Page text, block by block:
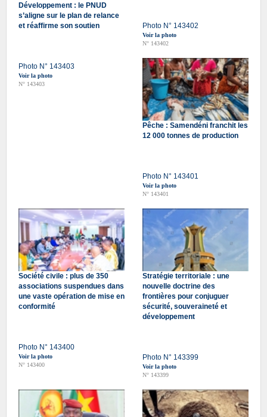
Développement : le PNUD
s’aligne sur le plan de relance
et réaffirme son soutien
Photo N° 143403
Voir la photo
N° 143403
Photo N° 143402
Voir la photo
N° 143402
Pêche : Samendéni franchit les
12 000 tonnes de production
Photo N° 143401
Voir la photo
N° 143401
Société civile : plus de 350
associations suspendues dans
une vaste opération de mise en
conformité
Photo N° 143400
Voir la photo
N° 143400
Stratégie territoriale : une
nouvelle doctrine des
frontières pour conjuguer
sécurité, souveraineté et
développement
Photo N° 143399
Voir la photo
N° 143399